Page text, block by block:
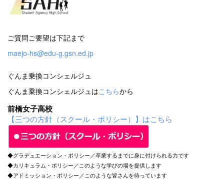
ご質問ご要望は下記まで
maejo-hs@edu-g.gsn.ed.jp
ぐんま乗換コンシェルジュ
ぐんま乗換コンシェルジュはこちらから
前橋女子高校
【三つの方針（スクール・ポリシー）】はこちら
◆グラデュエーション・ポリシー／卒業するまでに身に付けられる力です
◆カリキュラム・ポリシー／このような学びの場を提供します
◆アドミッション・ポリシー／このような皆さんを待っています